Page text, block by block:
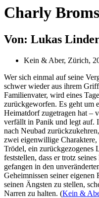
Charly
Von: Lukas
Kein & Aber, Zürich,
Wer sich einmal auf seine
schwer wieder aus ihrem
Familienvater, wird eines
zurückgeworfen. Es geht um
Heimatdorf zugetragen hat –
verfällt in Panik und legt auf.
nach Neubad
zwei eigenwillige
Trödel, ein zurückgezogenes
feststellen, dass er trotz
gefangen in den
Geheimnissen seiner
seinen Ängsten zu stellen,
Narren zu halten. (Kein &